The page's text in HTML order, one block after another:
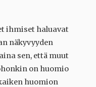
ihmiset haluavat
näkyvyyden
sen, että muut
on huomio
huomion